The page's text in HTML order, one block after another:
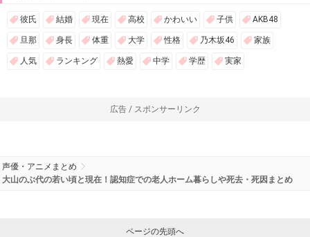
彼氏 結婚 現在 高校 かわいい 子供 AKB48
旦那 身長 体重 大学 性格 乃木坂46 家族
人気 ランキング 熱愛 中学 学歴 実家
広告 / スポンサーリンク
声優・アニメまとめ
大山のぶ代の若い頃と現在！認知症での老人ホーム暮らしや死去・死因まとめ
ページの先頭へ